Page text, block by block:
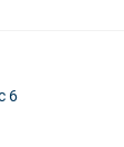
6